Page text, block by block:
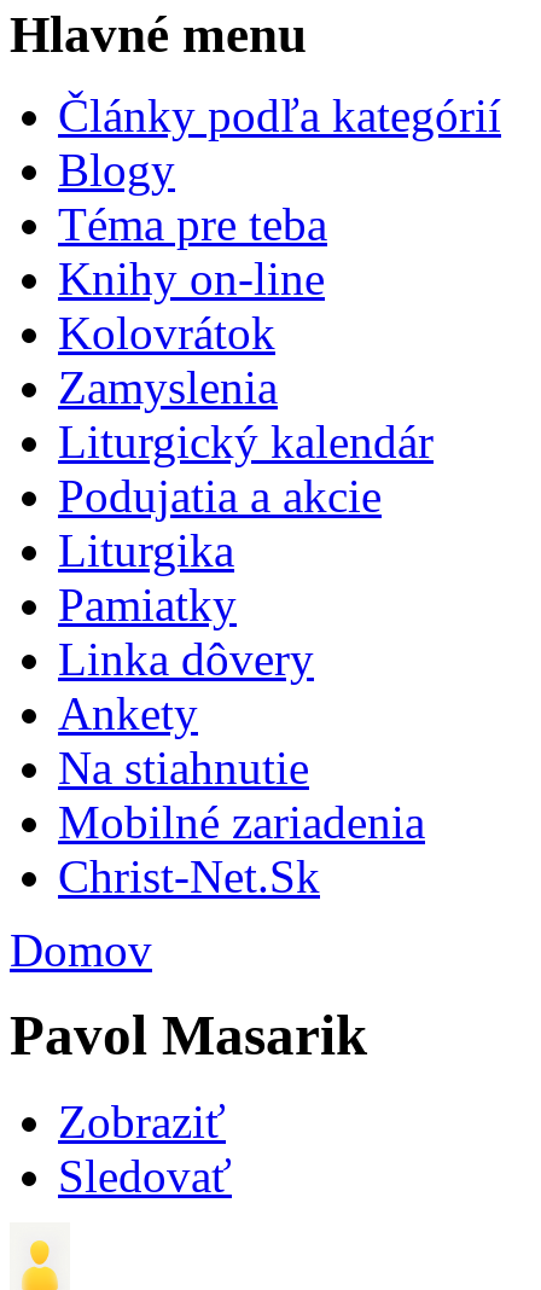
Hlavné menu
Články podľa kategórií
Blogy
Téma pre teba
Knihy on-line
Kolovrátok
Zamyslenia
Liturgický kalendár
Podujatia a akcie
Liturgika
Pamiatky
Linka dôvery
Ankety
Na stiahnutie
Mobilné zariadenia
Christ-Net.Sk
Domov
Pavol Masarik
Zobraziť
Sledovať